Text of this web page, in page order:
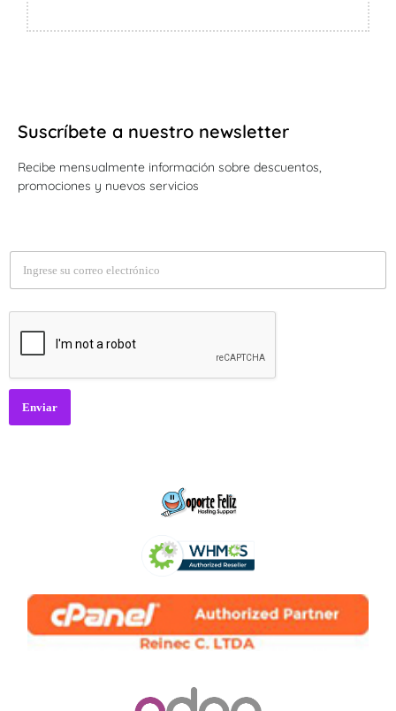
Suscríbete a nuestro newsletter
Recibe mensualmente información sobre descuentos,
promociones y nuevos servicios
E
a
i
Enviar